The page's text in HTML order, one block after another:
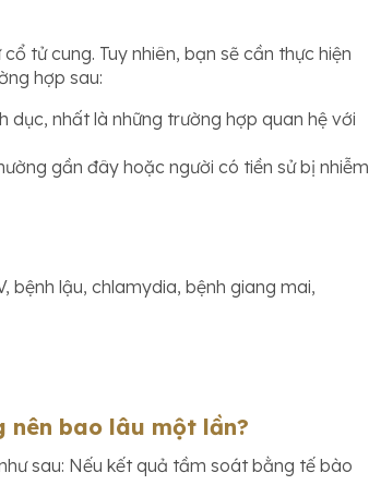
tử cung. Tuy nhiên, bạn sẽ cần thực hiện
hợp sau:
dục, nhất là những trường hợp quan hệ với
gần đây hoặc người có tiền sử bị nhiễm
bệnh lậu, chlamydia, bệnh giang mai,
nên bao lâu một lần?
sau: Nếu kết quả tầm soát bằng tế bào